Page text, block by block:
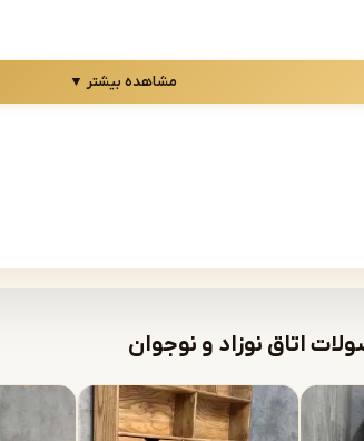
شامل تخت نوجوان، دراور یا میزآرایش، میز
به صورت سرویس خواب کامل یا محصولات انتخابی
تشریف داشته باشد تا نزدیکترین رنگ
امید که رضایت مشتریان به بالاترین شکل
و نوجوان تماماً بصورت سفارشی با ابعاد
سرویس ها (تخت، کمد، میز آرایش، دراور و
مشاهده بیشتر ▼
اتاق نوزاد و نوجوان